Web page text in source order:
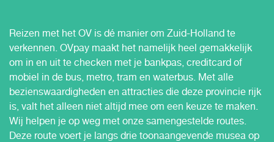
Reizen met het OV is dé manier om Zuid-Holland te
verkennen. OVpay maakt het namelijk heel gemakkelijk
om in en uit te checken met je bankpas, creditcard of
mobiel in de bus, metro, tram en waterbus. Met alle
bezienswaardigheden en attracties die deze provincie rijk
is, valt het alleen niet altijd mee om een keuze te maken.
Wij helpen je op weg met onze samengestelde routes.
Deze route voert je langs drie toonaangevende musea op